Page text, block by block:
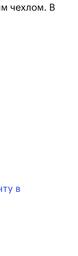
чехлом. В
в